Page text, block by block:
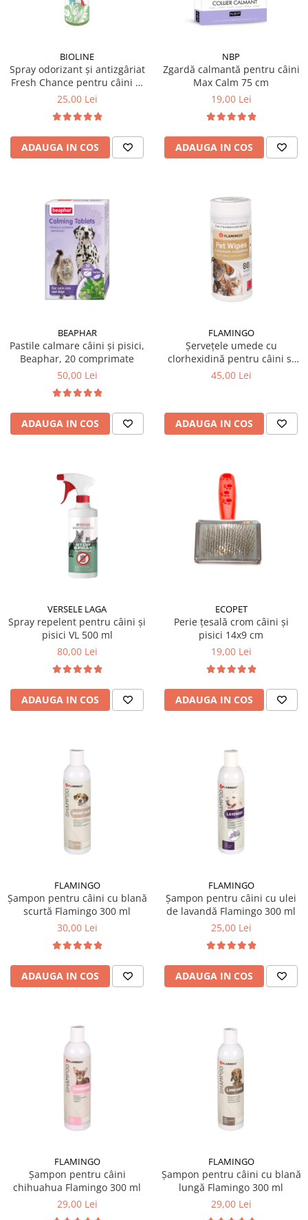
BIOLINE
Spray odorizant și antizgâriat
Fresh Chance pentru câini și
pisici 118 ml
25,00 Lei
ADAUGA IN COS
NBP
Zgardă calmantă pentru câini
Max Calm 75 cm
19,00 Lei
ADAUGA IN COS
BEAPHAR
Pastile calmare câini și pisici,
Beaphar, 20 comprimate
50,00 Lei
ADAUGA IN COS
FLAMINGO
Șervețele umede cu
clorhexidină pentru câini si
pisici, 80 bucăți
45,00 Lei
ADAUGA IN COS
VERSELE LAGA
Spray repelent pentru câini și
pisici VL 500 ml
80,00 Lei
ADAUGA IN COS
ECOPET
Perie țesală crom câini și
pisici 14x9 cm
19,00 Lei
ADAUGA IN COS
FLAMINGO
Șampon pentru câini cu blană
scurtă Flamingo 300 ml
30,00 Lei
ADAUGA IN COS
FLAMINGO
Șampon pentru câini cu ulei
de lavandă Flamingo 300 ml
25,00 Lei
ADAUGA IN COS
FLAMINGO
Șampon pentru câini
chihuahua Flamingo 300 ml
29,00 Lei
FLAMINGO
Șampon pentru câini cu blană
lungă Flamingo 300 ml
29,00 Lei